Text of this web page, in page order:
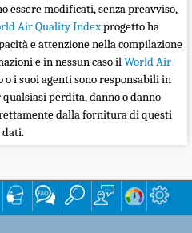
essere modificati, senza preavviso,
Air Quality Indexprogetto ha
e attenzione nella compilazione
e in nessun caso ilWorld Air
o i suoi agenti sono responsabili in
perdita, danno o danno
dalla fornitura di questi
dati.